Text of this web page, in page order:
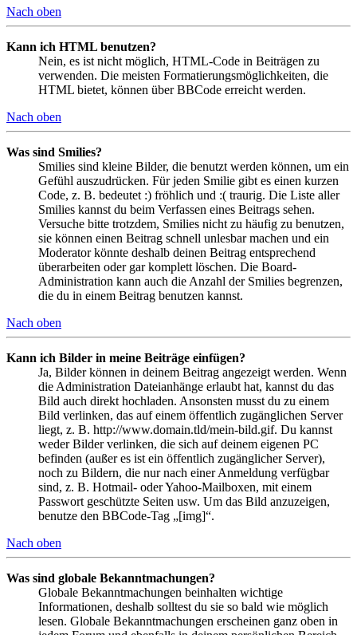
Nach oben
Kann ich HTML benutzen?
Nein, es ist nicht möglich, HTML-Code in Beiträgen zu
verwenden. Die meisten Formatierungsmöglichkeiten, die
HTML bietet, können über BBCode erreicht werden.
Nach oben
Was sind Smilies?
Smilies sind kleine Bilder, die benutzt werden können, um ein
Gefühl auszudrücken. Für jeden Smilie gibt es einen kurzen
Code, z. B. bedeutet :) fröhlich und :( traurig. Die Liste aller
Smilies kannst du beim Verfassen eines Beitrags sehen.
Versuche bitte trotzdem, Smilies nicht zu häufig zu benutzen,
sie können einen Beitrag schnell unlesbar machen und ein
Moderator könnte deshalb deinen Beitrag entsprechend
überarbeiten oder gar komplett löschen. Die Board-
Administration kann auch die Anzahl der Smilies begrenzen,
die du in einem Beitrag benutzen kannst.
Nach oben
Kann ich Bilder in meine Beiträge einfügen?
Ja, Bilder können in deinem Beitrag angezeigt werden. Wenn
die Administration Dateianhänge erlaubt hat, kannst du das
Bild auch direkt hochladen. Ansonsten musst du zu einem
Bild verlinken, das auf einem öffentlich zugänglichen Server
liegt, z. B. http://www.domain.tld/mein-bild.gif. Du kannst
weder Bilder verlinken, die sich auf deinem eigenen PC
befinden (außer es ist ein öffentlich zugänglicher Server),
noch zu Bildern, die nur nach einer Anmeldung verfügbar
sind, z. B. Hotmail- oder Yahoo-Mailboxen, mit einem
Passwort geschützte Seiten usw. Um das Bild anzuzeigen,
benutze den BBCode-Tag „[img]“.
Nach oben
Was sind globale Bekanntmachungen?
Globale Bekanntmachungen beinhalten wichtige
Informationen, deshalb solltest du sie so bald wie möglich
lesen. Globale Bekanntmachungen erscheinen ganz oben in